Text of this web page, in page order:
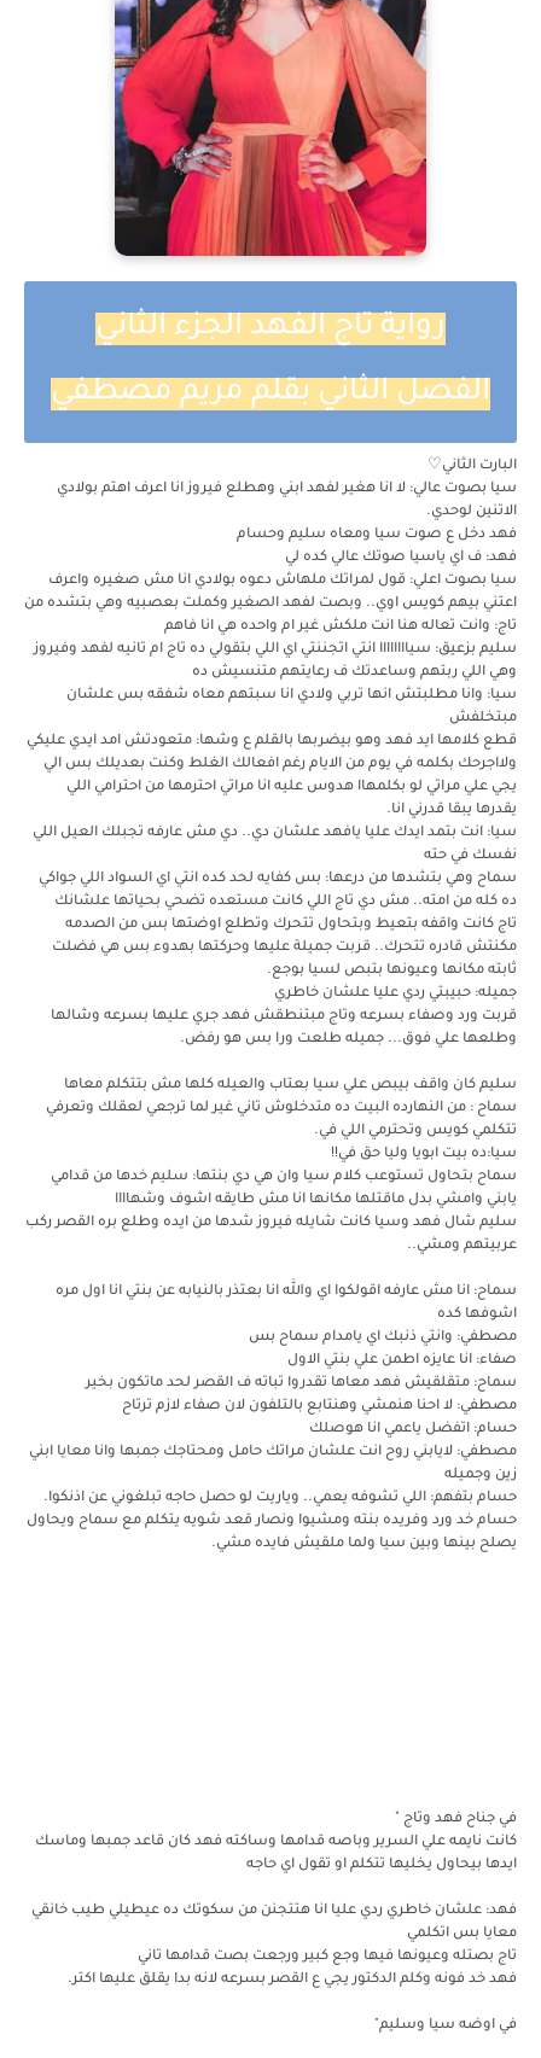
رواية تاج الفهد الجزء الثاني
الفصل الثاني بقلم مريم مصطفي
البارت الثاني♡
سيا بصوت عالي: لا انا هغير لفهد ابني وهطلع فيروز انا اعرف اهتم بولادي
الاتنين لوحدي.
فهد دخل ع صوت سيا ومعاه سليم وحسام
فهد: ف اي ياسيا صوتك عالي كده لي
سيا بصوت اعلي: قول لمراتك ملهاش دعوه بولادي انا مش صغيره واعرف
اعتني بيهم كويس اوي.. وبصت لفهد الصغير وكملت بعصبيه وهي بتشده من
تاج: وانت تعاله هنا انت ملكش غير ام واحده هي انا فاهم
سليم بزعيق: سياااااااا انتي اتجننتي اي اللي بتقولي ده تاج ام تانيه لفهد وفيروز
وهي اللي ربتهم وساعدتك ف رعايتهم متنسيش ده
سيا: وانا مطلبتش انها تربي ولادي انا سبتهم معاه شفقه بس علشان
مبتخلفش
قطع كلامها ايد فهد وهو بيضربها بالقلم ع وشها: متعودتش امد ايدي عليكي
ولااجرحك بكلمه في يوم من الايام رغم افعالك الغلط وكنت بعديلك بس الي
يجي علي مراتي لو بكلمهاا هدوس عليه انا مراتي احترمها من احترامي اللي
يقدرها يبقا قدرني انا.
سيا: انت بتمد ايدك عليا يافهد علشان دي.. دي مش عارفه تجبلك العيل اللي
نفسك في حته
سماح وهي بتشدها من درعها: بس كفايه لحد كده انتي اي السواد اللي جواكي
ده كله من امته.. مش دي تاج اللي كانت مستعده تضحي بحياتها علشانك
تاج كانت واقفه بتعيط وبتحاول تتحرك وتطلع اوضتها بس من الصدمه
مكنتش قادره تتحرك.. قربت جميلة عليها وحركتها بهدوء بس هي فضلت
ثابته مكانها وعيونها بتبص لسيا بوجع.
جميله: حبيبتي ردي عليا علشان خاطري
قربت ورد وصفاء بسرعه وتاج مبتنطقش فهد جري عليها بسرعه وشالها
وطلعها علي فوق... جميله طلعت ورا بس هو رفض.
سليم كان واقف بيبص علي سيا بعتاب والعيله كلها مش بتتكلم معاها
سماح : من النهارده البيت ده متدخلوش تاني غير لما ترجعي لعقلك وتعرفي
تتكلمي كويس وتحترمي اللي في.
سيا:ده بيت ابويا وليا حق في!!
سماح بتحاول تستوعب كلام سيا وان هي دي بنتها: سليم خدها من قدامي
يابني وامشي بدل ماقتلها مكانها انا مش طايقه اشوف وشهاااا
سليم شال فهد وسيا كانت شايله فيروز شدها من ايده وطلع بره القصر ركب
عربيتهم ومشي..
سماح: انا مش عارفه اقولكوا اي والله انا بعتذر بالنيابه عن بنتي انا اول مره
اشوفها كده
مصطفي: وانتي ذنبك اي يامدام سماح بس
صفاء: انا عايزه اطمن علي بنتي الاول
سماح: متقلقيش فهد معاها تقدروا تباته ف القصر لحد ماتكون بخير
مصطفي: لا احنا هنمشي وهنتابع بالتلفون لان صفاء لازم ترتاح
حسام: اتفضل ياعمي انا هوصلك
مصطفي: لايابني روح انت علشان مراتك حامل ومحتاجك جمبها وانا معايا ابني
زين وجميله
حسام بتفهم: اللي تشوفه يعمي.. وياريت لو حصل حاجه تبلغوني عن اذنكوا.
حسام خد ورد وفريده بنته ومشيوا ونصار قعد شويه يتكلم مع سماح ويحاول
يصلح بينها وبين سيا ولما ملقيش فايده مشي.
في جناح فهد وتاج "
كانت نايمه علي السرير وباصه قدامها وساكته فهد كان قاعد جمبها وماسك
ايدها بيحاول يخليها تتكلم او تقول اي حاجه
فهد: علشان خاطري ردي عليا انا هتتجنن من سكوتك ده عيطيلي طيب خانقي
معايا بس اتكلمي
تاج بصتله وعيونها فيها وجع كبير ورجعت بصت قدامها تاني
فهد خد فونه وكلم الدكتور يجي ع القصر بسرعه لانه بدا يقلق عليها اكتر.
في اوضه سيا وسليم"